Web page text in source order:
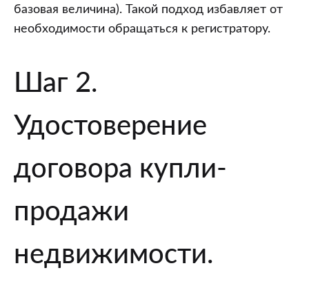
базовая величина). Такой подход избавляет от
необходимости обращаться к регистратору.
Шаг 2.
Удостоверение
договора купли-
продажи
недвижимости.